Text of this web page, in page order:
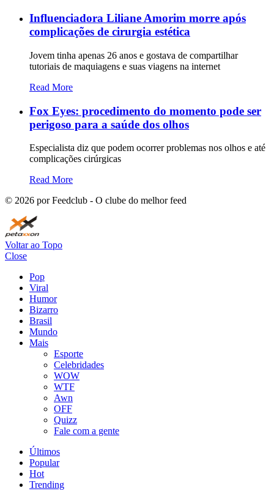
Influenciadora Liliane Amorim morre após
complicações de cirurgia estética
Jovem tinha apenas 26 anos e gostava de compartilhar
tutoriais de maquiagens e suas viagens na internet
Read More
Fox Eyes: procedimento do momento pode ser
perigoso para a saúde dos olhos
Especialista diz que podem ocorrer problemas nos olhos e até
complicações cirúrgicas
Read More
© 2026 por Feedclub - O clube do melhor feed
Voltar ao Topo
Close
Pop
Viral
Humor
Bizarro
Brasil
Mundo
Mais
Esporte
Celebridades
WOW
WTF
Awn
OFF
Quizz
Fale com a gente
Últimos
Popular
Hot
Trending